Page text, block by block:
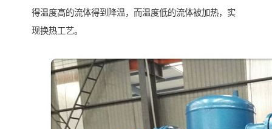
得温度高的流体得到降温，而温度低的流体被加热，实
现换热工艺。